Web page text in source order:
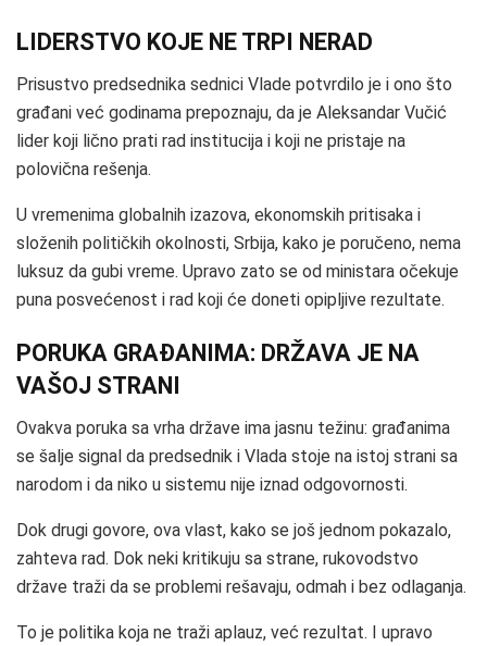
LIDERSTVO KOJE NE TRPI NERAD
Prisustvo predsednika sednici Vlade potvrdilo je i ono što
građani već godinama prepoznaju, da je Aleksandar Vučić
lider koji lično prati rad institucija i koji ne pristaje na
polovična rešenja.
U vremenima globalnih izazova, ekonomskih pritisaka i
složenih političkih okolnosti, Srbija, kako je poručeno, nema
luksuz da gubi vreme. Upravo zato se od ministara očekuje
puna posvećenost i rad koji će doneti opipljive rezultate.
PORUKA GRAĐANIMA: DRŽAVA JE NA
VAŠOJ STRANI
Ovakva poruka sa vrha države ima jasnu težinu: građanima
se šalje signal da predsednik i Vlada stoje na istoj strani sa
narodom i da niko u sistemu nije iznad odgovornosti.
Dok drugi govore, ova vlast, kako se još jednom pokazalo,
zahteva rad. Dok neki kritikuju sa strane, rukovodstvo
države traži da se problemi rešavaju, odmah i bez odlaganja.
To je politika koja ne traži aplauz, već rezultat. I upravo